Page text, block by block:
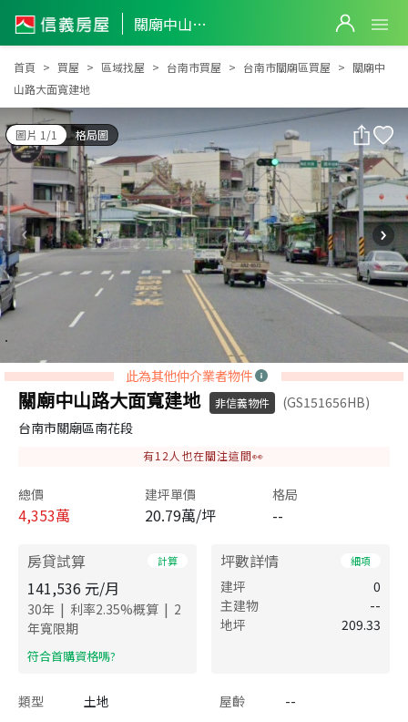
關廟中山路大面寬建地
關廟中山路大面寬建地
首頁 買屋 區域找屋 台南市買屋 台南市關廟區買屋
關廟中
山路大面寬建地
圖片 1/1 格局圖
此為其他仲介業者物件
關廟中山路大面寬建地 非信義物件
(GS151656HB)
台南市關廟區南花段
有12 人也在關注這間👀
總價
4,353萬
建坪單價
20.79萬/坪
格局
--
房貸試算 計算
141,536 元/月
30年 | 利率2.35%概算 | 2
年寬限期
​符合首購資格嗎?
坪數詳情 細項
建坪
0
主建物
--
地坪
209.33
類型 土地 屋齡
--